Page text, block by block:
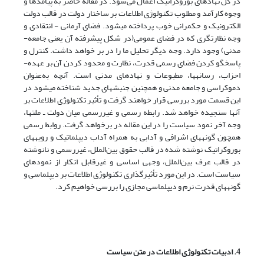
وجوه کارآمد و مطلوب تکنولوژی اطلاعات بر ساختار دولت در قالب دولت
الکترونیک و حکمرانی خوب پرداخته می­شود. فضای آرمانی - انتقادی و
وجه نظارت­گری که در فضای عمومی‏(در شکل پیشرفته­ آن یعنی جامعه­
مدنی) وجود دارد. وجه دیگر تحلیل ما را در بر خواهد داشت. کنترل و
پاسخگو کردن فضای رسمی ‏قدرت، نظارت و محدود کردن آن بر عهده­
احزاب، رسانه‏ها، مطبوعات و نهاد­های مدنی است. آنچه به‌عنوان
دموکراسی و جامعه­ مدنی و همچنین جنبش‏های جدید شناخته می‏شود در
این قسمت مورد بررسی قرار خواهند گرفت و تأثیر تکنولوژی اطلاعات بر
آنها سنجیده خواهد شد. رابطه­ رسمی و غیررسمی میان دولت ـ ملت‏ها،
وجه آخر نمود سیاست را در این مقاله در برخواهد گرفت. روابط رسمی
همچون گونه‏های اشرافی و آدابی به همراه آداب دیپلماتیک و رویه‏های
بوروکراتیک نوشته شده در قالب حقوق بین‌الملل، غیررسمی و نانوشته
در قالب عرف بین‌الملل، وجهی اساسی و غیرقابل انکار از نمود‏های
سیاست است. در این مورد تأثیرگذاری تکنولوژی اطلاعات بر دیپلماسی و
گونه‏های قدرت نرم و دیپلماسی مجازی را بررسی خواهیم کرد.
4. ادبیات تکنولوژی اطلاعات در متن سیاست